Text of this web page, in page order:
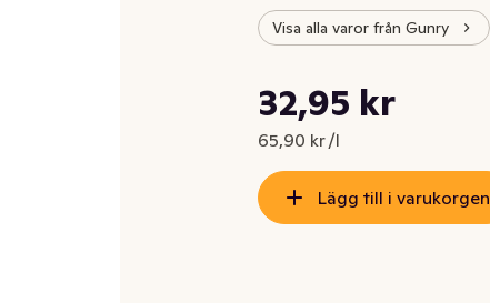
Visa alla varor från Gunry
Nuvarande pris är: 32,95 kr
32,95 kr
65,90 kr /l
Styckpris: 65,90 kr /l
Lägg till i varukorgen